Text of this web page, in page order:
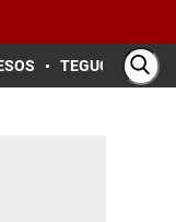
TEGUCIGALPA